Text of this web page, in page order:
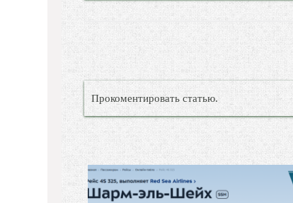
Прокоментировать статью.